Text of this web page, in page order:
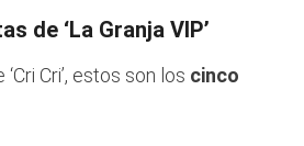
de ‘La Granja VIP’
Cri’, estos son los cinco